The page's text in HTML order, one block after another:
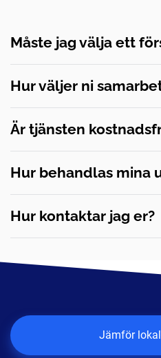
Måste jag välja ett
Hur väljer ni
Är tjänsten
Hur behandlas mina
Hur kontaktar jag er?
Jämför